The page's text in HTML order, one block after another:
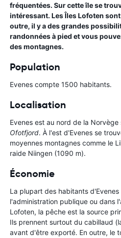
fréquentées. Sur cette île se
intéressant. Les Îles Lofoten
outre, il y a des grandes
randonnées à pied et vous
des montagnes.
Population
Evenes compte 1500 habitants.
Localisation
Evenes est au nord de la
Ofotfjord. À l'est d'Evenes se
moyennes montagnes comme le
raide Niingen (1090 m).
Économie
La plupart des habitants
l'administration publique ou dans
Lofoten, la pêche est la source
Ils prennent surtout du cabillaud
avant d'être exporté. En outre, le